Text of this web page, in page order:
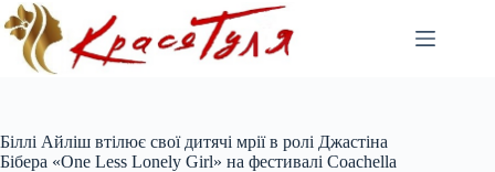
Перейти
до
вмісту
Біллі Айліш втілює свої дитячі мрії в ролі Джастіна
Бібера «One Less Lonely Girl» на фестивалі Coachella